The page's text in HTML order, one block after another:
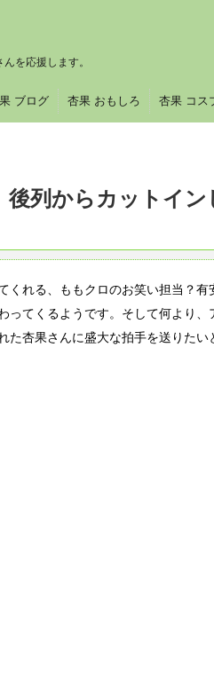
を応援します。
ブログ 杏果 おもしろ 杏果 コス
後列からカットイン
くれる、ももクロのお笑い担当？
ってくるようです。そして何より、
杏果さんに盛大な拍手を送りたい